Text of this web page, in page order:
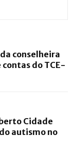
conselheira
do TCE-
Cidade
autismo no